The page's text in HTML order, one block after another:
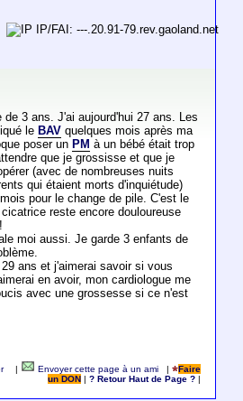
IP/FAI: ---.20.91-79.rev.gaoland.net
de 3 ans. J'ai aujourd'hui 27 ans. Les
le BAVquelques mois après ma
poser un PM à un bébé était trop
que je grossisse et que je
(avec de nombreuses nuits
qui étaient morts d'inquiétude)
pour le change de pile. C'est le
reste encore douloureuse
moi aussi. Je garde 3 enfants de
ans et j'aimerai savoir si vous
en avoir, mon cardiologue me
avec une grossesse si ce n'est
Envoyer cette page à un ami |
Faire
un DON
|? Retour Haut de Page ?